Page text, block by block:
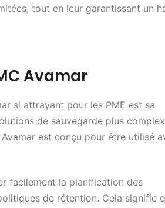
tout en leur garantissant un
Avamar
si attrayant pour les PME est sa
de sauvegarde plus
est conçu pour être utilisé
facilement la planification des
de rétention. Cela signifie